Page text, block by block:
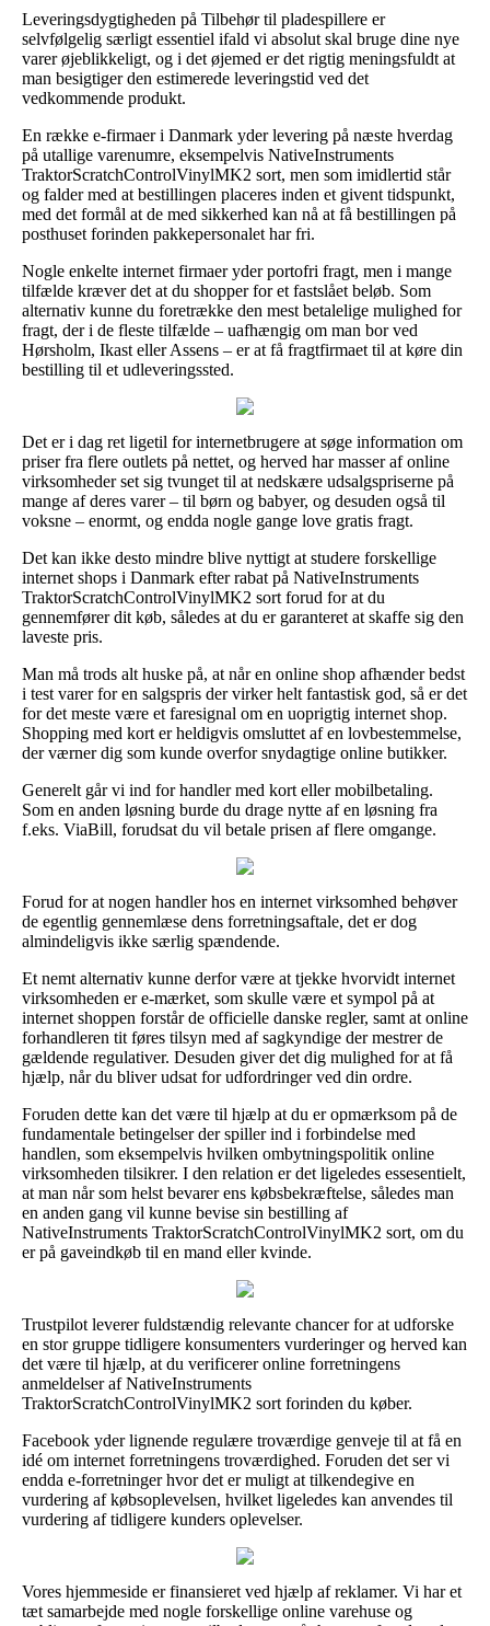
Leveringsdygtigheden på Tilbehør til pladespillere er
selvfølgelig særligt essentiel ifald vi absolut skal bruge dine nye
varer øjeblikkeligt, og i det øjemed er det rigtig meningsfuldt at
man besigtiger den estimerede leveringstid ved det
vedkommende produkt.
En række e-firmaer i Danmark yder levering på næste hverdag
på utallige varenumre, eksempelvis NativeInstruments
TraktorScratchControlVinylMK2 sort, men som imidlertid står
og falder med at bestillingen placeres inden et givent tidspunkt,
med det formål at de med sikkerhed kan nå at få bestillingen på
posthuset forinden pakkepersonalet har fri.
Nogle enkelte internet firmaer yder portofri fragt, men i mange
tilfælde kræver det at du shopper for et fastslået beløb. Som
alternativ kunne du foretrække den mest betalelige mulighed for
fragt, der i de fleste tilfælde – uafhængig om man bor ved
Hørsholm, Ikast eller Assens – er at få fragtfirmaet til at køre din
bestilling til et udleveringssted.
Det er i dag ret ligetil for internetbrugere at søge information om
priser fra flere outlets på nettet, og herved har masser af online
virksomheder set sig tvunget til at nedskære udsalgspriserne på
mange af deres varer – til børn og babyer, og desuden også til
voksne – enormt, og endda nogle gange love gratis fragt.
Det kan ikke desto mindre blive nyttigt at studere forskellige
internet shops i Danmark efter rabat på NativeInstruments
TraktorScratchControlVinylMK2 sort forud for at du
gennemfører dit køb, således at du er garanteret at skaffe sig den
laveste pris.
Man må trods alt huske på, at når en online shop afhænder bedst
i test varer for en salgspris der virker helt fantastisk god, så er det
for det meste være et faresignal om en uoprigtig internet shop.
Shopping med kort er heldigvis omsluttet af en lovbestemmelse,
der værner dig som kunde overfor snydagtige online butikker.
Generelt går vi ind for handler med kort eller mobilbetaling.
Som en anden løsning burde du drage nytte af en løsning fra
f.eks. ViaBill, forudsat du vil betale prisen af flere omgange.
Forud for at nogen handler hos en internet virksomhed behøver
de egentlig gennemlæse dens forretningsaftale, det er dog
almindeligvis ikke særlig spændende.
Et nemt alternativ kunne derfor være at tjekke hvorvidt internet
virksomheden er e-mærket, som skulle være et sympol på at
internet shoppen forstår de officielle danske regler, samt at online
forhandleren tit føres tilsyn med af sagkyndige der mestrer de
gældende regulativer. Desuden giver det dig mulighed for at få
hjælp, når du bliver udsat for udfordringer ved din ordre.
Foruden dette kan det være til hjælp at du er opmærksom på de
fundamentale betingelser der spiller ind i forbindelse med
handlen, som eksempelvis hvilken ombytningspolitik online
virksomheden tilsikrer. I den relation er det ligeledes essesentielt,
at man når som helst bevarer ens købsbekræftelse, således man
en anden gang vil kunne bevise sin bestilling af
NativeInstruments TraktorScratchControlVinylMK2 sort, om du
er på gaveindkøb til en mand eller kvinde.
Trustpilot leverer fuldstændig relevante chancer for at udforske
en stor gruppe tidligere konsumenters vurderinger og herved kan
det være til hjælp, at du verificerer online forretningens
anmeldelser af NativeInstruments
TraktorScratchControlVinylMK2 sort forinden du køber.
Facebook yder lignende regulære troværdige genveje til at få en
idé om internet forretningens troværdighed. Foruden det ser vi
endda e-forretninger hvor det er muligt at tilkendegive en
vurdering af købsoplevelsen, hvilket ligeledes kan anvendes til
vurdering af tidligere kunders oplevelser.
Vores hjemmeside er finansieret ved hjælp af reklamer. Vi har et
tæt samarbejde med nogle forskellige online varehuse og